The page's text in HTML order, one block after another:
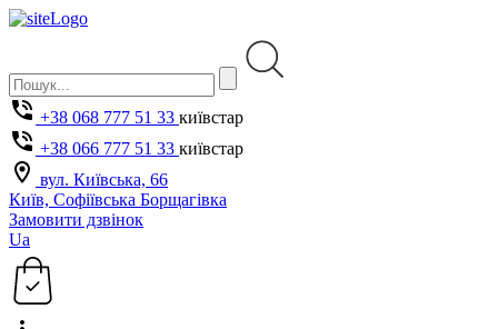
+38 068 777 51 33 київстар
+38 066 777 51 33 київстар
вул. Київська, 66
Київ, Софіївська Борщагівка
Замовити дзвінок
Ua